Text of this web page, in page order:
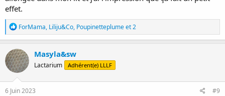
effet.
R
é
a
c
t
i
o
n
s
ForMama, Liliju&Co, Poupinetteplumeet 2
Masyla&sw
Lactarium Adhérent(e) LLLF
6 Juin 2023 #9